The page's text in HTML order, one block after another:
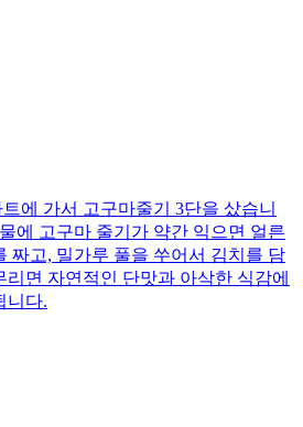
에 가서 고구마줄기 3단을 샀습니
에 고구마 줄기가 약간 익으면 얼른
짜고, 밀가루 풀을 쑤어서 김치를 담
면 자연적인 단맛과 아삭한 식감에
니다.